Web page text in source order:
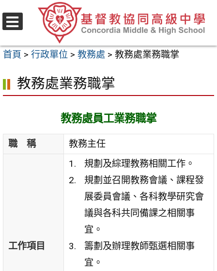
至
要
容
首頁 > 行政單位 > 教務處 > 教務處業務職掌
教務處業務職掌
教務處員工業務職掌
職 稱 教務主任
工作項目
規劃及綜理教務相關工作。
規劃並召開教務會議、課程發
展委員會議、各科教學研究會
議與各科共同備課之相關事
宜。
籌劃及辦理教師甄選相關事
宜。
選
單